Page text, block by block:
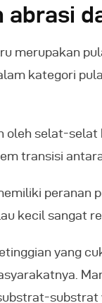
abrasi
merupakan
kategori
selat-
transisi
kecil sangat
yang
substrat